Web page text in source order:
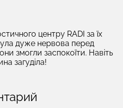
центру RADI за їх
дуже нервова перед
змогли заспокоїти. Навіть
загуділа!